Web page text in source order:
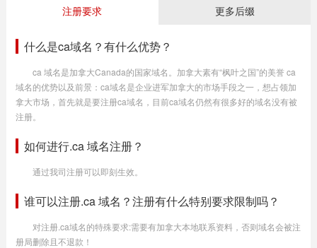
注册要求 更多后缀
什么是ca域名？有什么优势？
ca 域名是加拿大Canada的国家域名。加拿大素有“枫叶之国”的美誉 ca
域名的优势以及前景：ca域名是企业进军加拿大的市场手段之一，想占领加
拿大市场，首先就是要注册ca域名，目前ca域名仍然有很多好的域名没有被
注册。
如何进行.ca 域名注册？
通过我司注册可以即刻生效。
谁可以注册.ca 域名？注册有什么特别要求限制吗？
对注册.ca域名的特殊要求:需要有加拿大本地联系资料，否则域名会被注
册局删除且不退款！